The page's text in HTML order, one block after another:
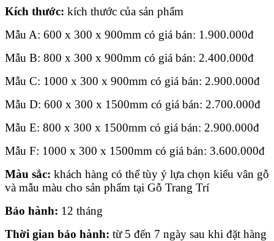
Kích thước: kích thước của sản phẩm
Mẫu A: 600 x 300 x 900mm có giá bán: 1.900.000đ
Mẫu B: 800 x 300 x 900mm có giá bán: 2.400.000đ
Mẫu C: 1000 x 300 x 900mm có giá bán: 2.900.000đ
Mẫu D: 600 x 300 x 1500mm có giá bán: 2.700.000đ
Mẫu E: 800 x 300 x 1500mm có giá bán: 2.900.000đ
Mẫu F: 1000 x 300 x 1500mm có giá bán: 3.600.000đ
Màu sắc: khách hàng có thể tùy ý lựa chọn kiểu vân gỗ
và mẫu màu cho sản phẩm tại Gỗ Trang Trí
Bảo hành: 12 tháng
Thời gian bảo hành: từ 5 đến 7 ngày sau khi đặt hàng